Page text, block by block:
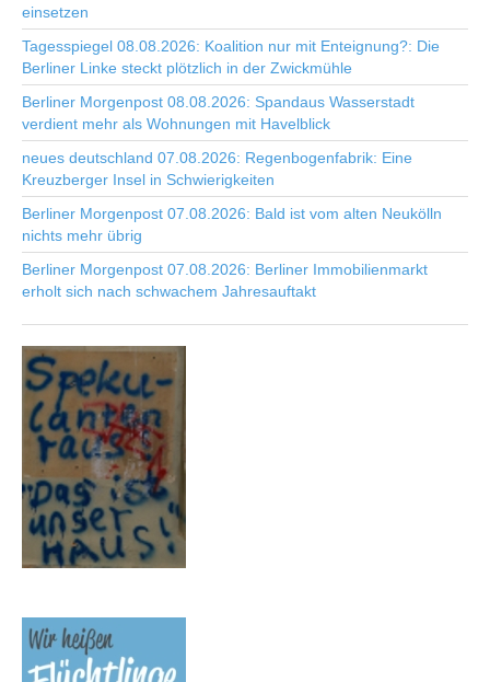
einsetzen
Tagesspiegel 08.08.2026: Koalition nur mit Enteignung?: Die
Berliner Linke steckt plötzlich in der Zwickmühle
Berliner Morgenpost 08.08.2026: Spandaus Wasserstadt
verdient mehr als Wohnungen mit Havelblick
neues deutschland 07.08.2026: Regenbogenfabrik: Eine
Kreuzberger Insel in Schwierigkeiten
Berliner Morgenpost 07.08.2026: Bald ist vom alten Neukölln
nichts mehr übrig
Berliner Morgenpost 07.08.2026: Berliner Immobilienmarkt
erholt sich nach schwachem Jahresauftakt